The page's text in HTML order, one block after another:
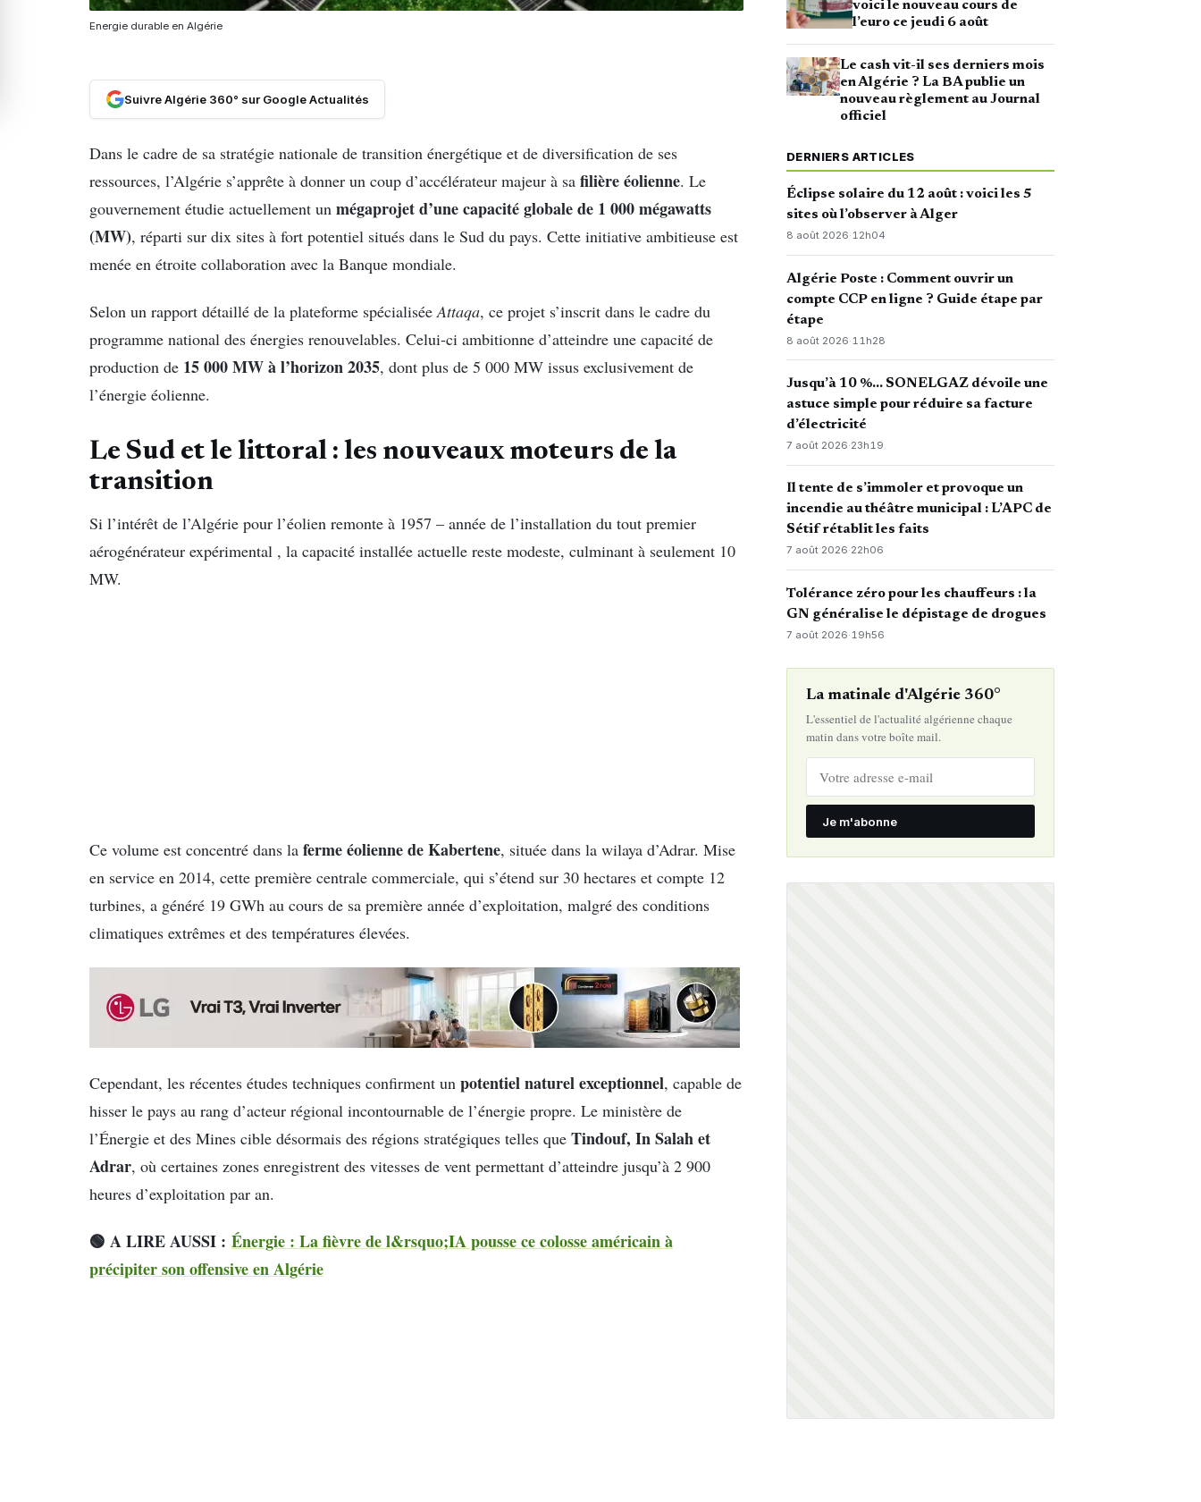
Energie durable en Algérie
Suivre Algérie 360° sur Google Actualités
Dans le cadre de sa stratégie nationale de transition énergétique et de diversification de ses
ressources, l’Algérie s’apprête à donner un coup d’accélérateur majeur à sa filière éolienne. Le
gouvernement étudie actuellement un mégaprojet d’une capacité globale de 1 000 mégawatts
(MW), réparti sur dix sites à fort potentiel situés dans le Sud du pays. Cette initiative ambitieuse est
menée en étroite collaboration avec la Banque mondiale.
Selon un rapport détaillé de la plateforme spécialiséeAttaqa, ce projet s’inscrit dans le cadre du
programme national des énergies renouvelables. Celui-ci ambitionne d’atteindre une capacité de
production de 15 000 MW à l’horizon 2035, dont plus de 5 000 MW issus exclusivement de
l’énergie éolienne.
Le Sud et le littoral : les nouveaux moteurs de la
transition
Si l’intérêt de l’Algérie pour l’éolien remonte à 1957 – année de l’installation du tout premier
aérogénérateur expérimental , la capacité installée actuelle reste modeste, culminant à seulement 10
MW.
Ce volume est concentré dans la ferme éolienne de Kabertene, située dans la wilaya d’Adrar. Mise
en service en 2014, cette première centrale commerciale, qui s’étend sur 30 hectares et compte 12
turbines, a généré 19 GWh au cours de sa première année d’exploitation, malgré des conditions
climatiques extrêmes et des températures élevées.
Cependant, les récentes études techniques confirment un potentiel naturel exceptionnel, capable de
hisser le pays au rang d’acteur régional incontournable de l’énergie propre. Le ministère de
l’Énergie et des Mines cible désormais des régions stratégiques telles que Tindouf, In Salah et
Adrar, où certaines zones enregistrent des vitesses de vent permettant d’atteindre jusqu’à 2 900
heures d’exploitation par an.
🟢 A LIRE AUSSI : Énergie : La fièvre de l&rsquo;IA pousse ce colosse américain à
précipiter son offensive en Algérie
voici le nouveau cours de
l’euro ce jeudi 6 août
Le cash vit-il ses derniers mois
en Algérie ? La BA publie un
nouveau règlement au Journal
officiel
DERNIERS ARTICLES
Éclipse solaire du 12 août : voici les 5
sites où l’observer à Alger
8 août 2026·12h04
Algérie Poste : Comment ouvrir un
compte CCP en ligne ? Guide étape par
étape
8 août 2026· 11h28
Jusqu’à 10 %… SONELGAZ dévoile une
astuce simple pour réduire sa facture
d’électricité
7 août 2026·23h19
Il tente de s’immoler et provoque un
incendie au théâtre municipal : L’APC de
Sétif rétablit les faits
7 août 2026·22h06
Tolérance zéro pour les chauffeurs : la
GN généralise le dépistage de drogues
7 août 2026· 19h56
La matinale d'Algérie 360°
L'essentiel de l'actualité algérienne chaque
matin dans votre boîte mail.
Je m'abonne